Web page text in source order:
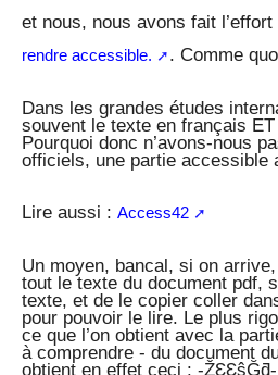
et nous, nous avons fait
rendre accessible.
. Comme
Dans les grandes études
souvent le texte en français
Pourquoi donc n’avons-nous
officiels, une partie accessible
Lire aussi : Access42
Un moyen, bancal, si on
tout le texte du document pdf,
texte, et de le copier coller
pour pouvoir le lire. Le plus
ce que l’on obtient avec la
à comprendre - du document
obtient en effet ceci : -